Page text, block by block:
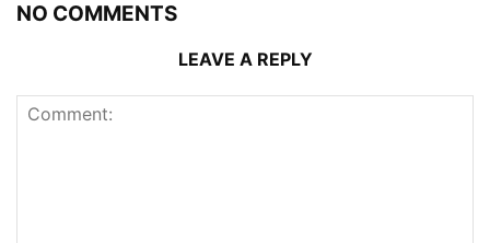
NO COMMENTS
LEAVE A REPLY